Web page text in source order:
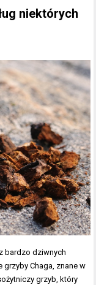
niektórych
bardzo dziwnych
grzyby Chaga, znane w
grzyb, który